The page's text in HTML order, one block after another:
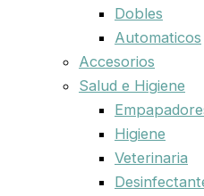
Dobles
Automaticos
Accesorios
Salud e Higiene
Higiene
Veterinaria